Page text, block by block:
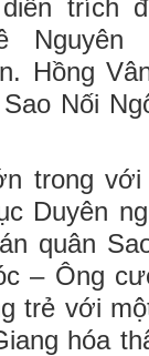
trích
Hồng
Nối
trong
Duyên
quân
– Ông
trẻ với
hóa